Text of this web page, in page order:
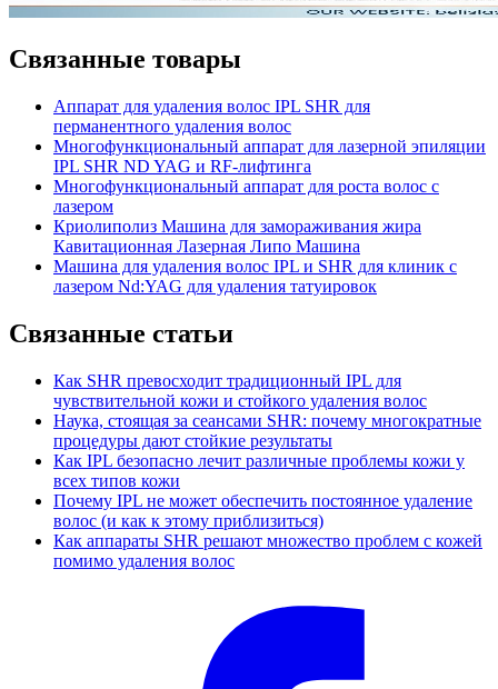
Связанные товары
Аппарат для удаления волос IPL SHR для
перманентного удаления волос
Многофункциональный аппарат для лазерной эпиляции
IPL SHR ND YAG и RF-лифтинга
Многофункциональный аппарат для роста волос с
лазером
Криолиполиз Машина для замораживания жира
Кавитационная Лазерная Липо Машина
Машина для удаления волос IPL и SHR для клиник с
лазером Nd:YAG для удаления татуировок
Связанные статьи
Как SHR превосходит традиционный IPL для
чувствительной кожи и стойкого удаления волос
Наука, стоящая за сеансами SHR: почему многократные
процедуры дают стойкие результаты
Как IPL безопасно лечит различные проблемы кожи у
всех типов кожи
Почему IPL не может обеспечить постоянное удаление
волос (и как к этому приблизиться)
Как аппараты SHR решают множество проблем с кожей
помимо удаления волос